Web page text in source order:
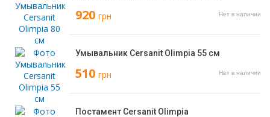
920 грн Нет в наличии
Умывальник Cersanit Olimpia 55 см
510 грн Нет в наличии
Постамент Cersanit Olimpia